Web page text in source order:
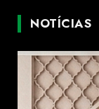
NOTÍCIAS